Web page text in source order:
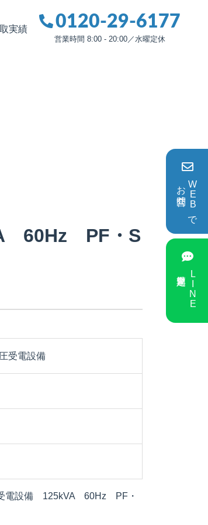
実績 0120-29-6177
営業時間 8:00 - 20:00／水曜定休
60Hz PF・S
受電設備
電設備 125kVA 60Hz PF・
WEBで
お問合せ
LINE